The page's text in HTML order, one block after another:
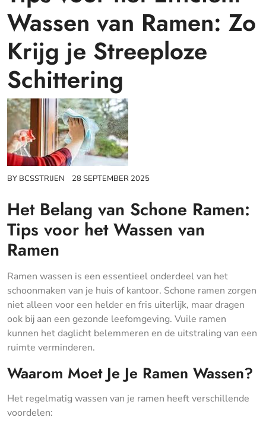
Wassen van Ramen: Zo
Krijg je Streeploze
Schittering
BY BCSSTRIJEN 28 SEPTEMBER 2025
Het Belang van Schone Ramen:
Tips voor het Wassen van
Ramen
Ramen wassen is een essentieel onderdeel van het
schoonmaken van je huis of kantoor. Schone ramen zorgen
niet alleen voor een helder en fris uiterlijk, maar dragen
ook bij aan een gezonde leefomgeving. Vuile ramen
kunnen het daglicht belemmeren en de uitstraling van een
ruimte verminderen.
Waarom Moet Je Je Ramen Wassen?
Het regelmatig wassen van je ramen heeft verschillende
voordelen: